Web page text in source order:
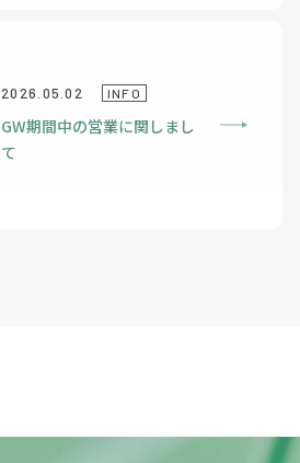
2026.05.02 INFO
GW期間中の営業に関しまし
て